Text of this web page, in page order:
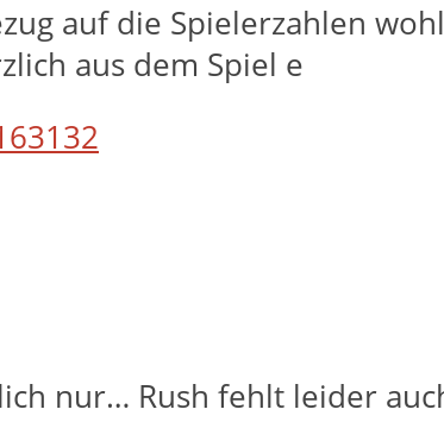
auf die Spielerzahlen
aus dem Spiel e
nur… Rush fehlt leider